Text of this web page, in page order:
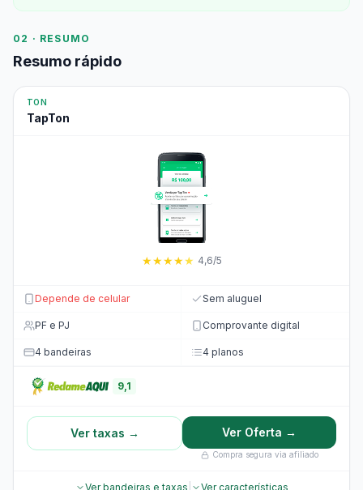
02 · RESUMO
Resumo rápido
TON
TapTon
★★★★★ 4,6/5
Depende de celular Sem aluguel
PF e PJ Comprovante digital
4 bandeiras 4 planos
9,1
Ver taxas → Ver Oferta →
Compra segura via afiliado
Ver bandeiras e taxas Ver características